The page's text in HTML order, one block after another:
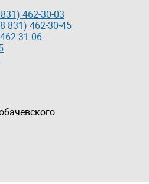
462-30-03
831) 462-30-45
31-06